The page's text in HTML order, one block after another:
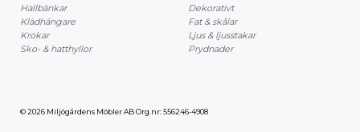
Hallbänkar
Klädhängare
Krokar
Sko- & hatthyllor
Dekorativt
Fat & skålar
Ljus & ljusstakar
Prydnader
© 2026 Miljögårdens Möbler AB Org.nr: 556246-4908